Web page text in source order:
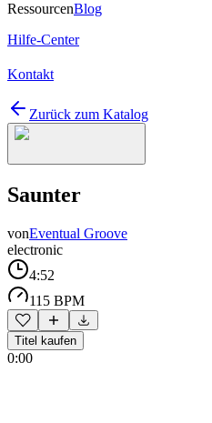
RessourcenBlog
Hilfe-Center
Kontakt
Zurück zum Katalog
Saunter
vonEventual Groove
electronic
4:52
115 BPM
Titel kaufen
0:00